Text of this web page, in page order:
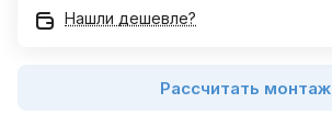
Нашли дешевле?
Рассчитать монтаж